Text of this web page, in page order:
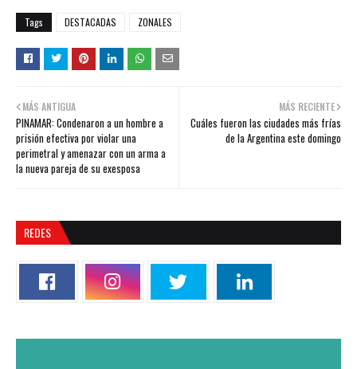
Tags DESTACADAS ZONALES
MÁS RECIENTE
Cuáles fueron las ciudades más frías
de la Argentina este domingo
MÁS ANTIGUA
PINAMAR: Condenaron a un hombre a
prisión efectiva por violar una
perimetral y amenazar con un arma a
la nueva pareja de su exesposa
REDES